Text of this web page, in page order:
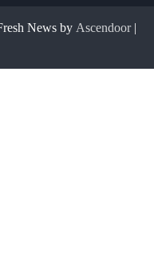
News by Ascendoor|